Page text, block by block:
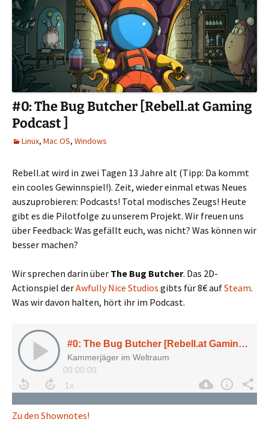
#0: The Bug Butcher [Rebell.at Gaming
Podcast ]
Linux, Mac OS, Windows
Rebell.at wird in zwei Tagen 13 Jahre alt (Tipp: Da kommt
ein cooles Gewinnspiel!). Zeit, wieder einmal etwas Neues
auszuprobieren: Podcasts! Total modisches Zeugs! Heute
gibt es die Pilotfolge zu unserem Projekt. Wir freuen uns
über Feedback: Was gefällt euch, was nicht? Was können wir
besser machen?
Wir sprechen darin über The Bug Butcher. Das 2D-
Actionspiel derAwfully Nice Studios gibts für 8€ aufSteam.
Was wir davon halten, hört ihr im Podcast.
Zu den Shownotes!